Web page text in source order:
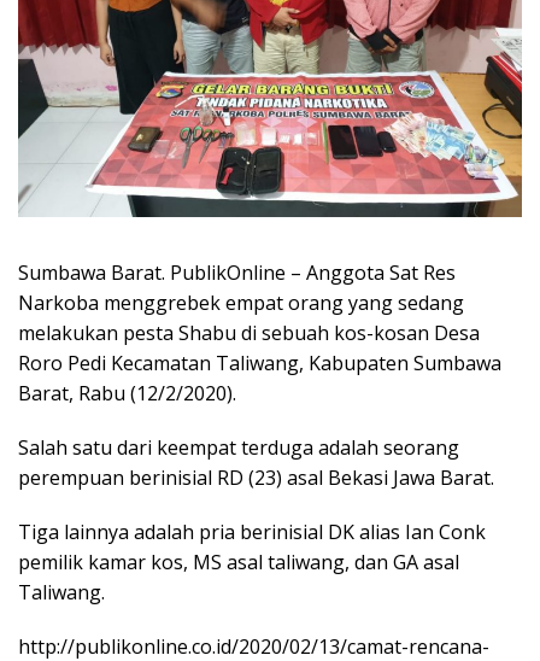
Sumbawa Barat. PublikOnline – Anggota Sat Res
Narkoba menggrebek empat orang yang sedang
melakukan pesta Shabu di sebuah kos-kosan Desa
Roro Pedi Kecamatan Taliwang, Kabupaten Sumbawa
Barat, Rabu (12/2/2020).
Salah satu dari keempat terduga adalah seorang
perempuan berinisial RD (23) asal Bekasi Jawa Barat.
Tiga lainnya adalah pria berinisial DK alias Ian Conk
pemilik kamar kos, MS asal taliwang, dan GA asal
Taliwang.
http://publikonline.co.id/2020/02/13/camat-rencana-